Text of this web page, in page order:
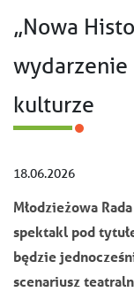
„Nowa
wydarzenie
kulturze
18.06.2026
Młodzieżowa
spektakl pod
będzie
scenariusz